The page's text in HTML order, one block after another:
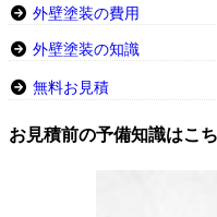
外壁塗装の費用
外壁塗装の知識
無料お見積
お見積前の予備知識はこ